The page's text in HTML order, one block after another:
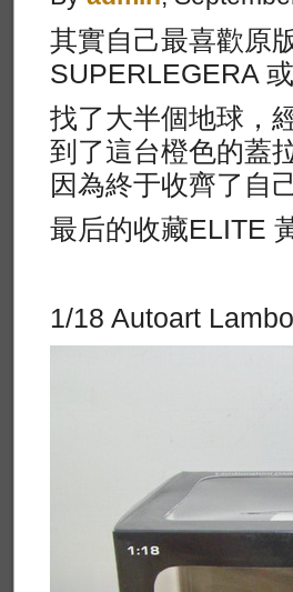
其實自己最喜歡原
SUPERLEGERA
找了大半個地球，
到了這台橙色的蓋
因為終于收齊了自
最后的收藏ELITE
1/18 Autoart